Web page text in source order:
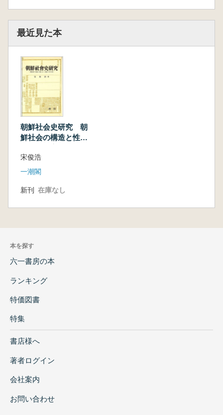
最近見た本
朝鮮社会史研究 朝
鮮社会の構造と性格
る研究
宋俊浩
一潮閣
新刊 在庫なし
本を探す
六一書房の本
ランキング
特価図書
特集
書店様へ
著者ログイン
会社案内
お問い合わせ